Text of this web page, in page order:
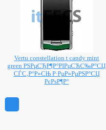
Vertu constellation t candy mint
green РЅРµСЂР¶Р°РІРµСЋС‰Р°СЏ
СЃС‚Р°Р»СЊ Р·РµР»РµРЅР°СЏ
РєРѕР¶Р°